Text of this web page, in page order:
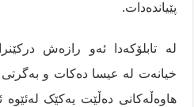
پێیاندەدات.
لە تابلۆکەدا ئەو رازەش
خیانەت لە عیسا دەکات و بەگرتی
هاوەڵەکانی دەڵێت یەکێک لەئێوە